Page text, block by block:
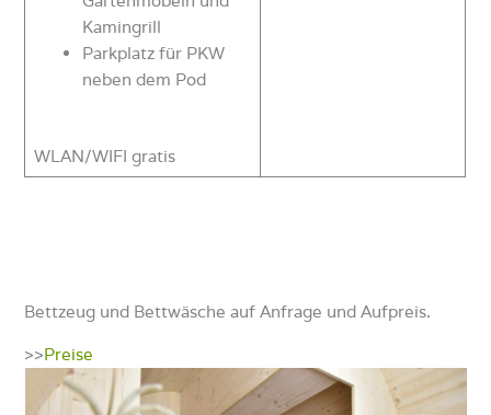
Kamingrill
Parkplatz für PKW
neben dem Pod
WLAN/WIFI gratis
Bettzeug und Bettwäsche auf Anfrage und Aufpreis.
>>Preise